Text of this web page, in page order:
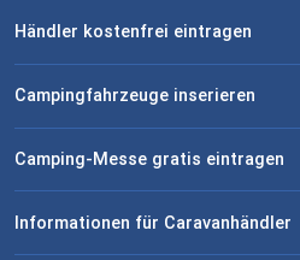
Händler kostenfrei eintragen
Campingfahrzeuge inserieren
Camping-Messe gratis eintragen
Informationen für Caravanhändler